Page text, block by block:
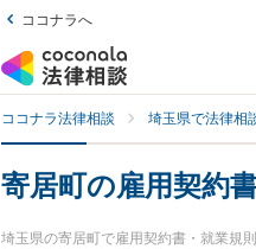
ココナラへ
ココナラ法律相談 埼玉県で法律相
寄居町の雇用契約
埼玉県の寄居町で雇用契約書・就業規